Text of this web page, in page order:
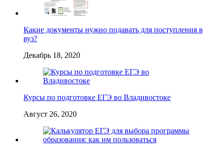
Какие документы нужно подавать для поступления в
вуз?
Декабрь 18, 2020
Курсы по подготовке ЕГЭ во Владивостоке
Август 26, 2020